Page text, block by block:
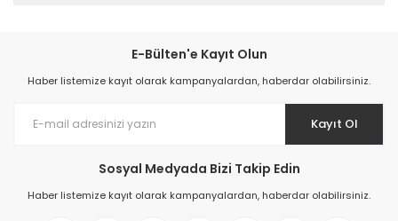
E-Bülten'e Kayıt Olun
Haber listemize kayıt olarak kampanyalardan, haberdar olabilirsiniz.
Kayıt Ol
Sosyal Medyada Bizi Takip Edin
Haber listemize kayıt olarak kampanyalardan, haberdar olabilirsiniz.